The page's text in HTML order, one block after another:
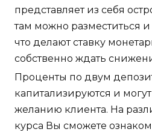
представляет из себя
там можно разместиться
что делают ставку
собственно ждать
Проценты по двум
капитализируются и
желанию клиента. На
курса Вы сможете